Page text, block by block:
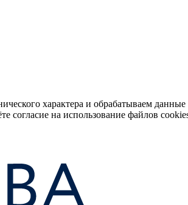
характера и обрабатываем
на использование файлов